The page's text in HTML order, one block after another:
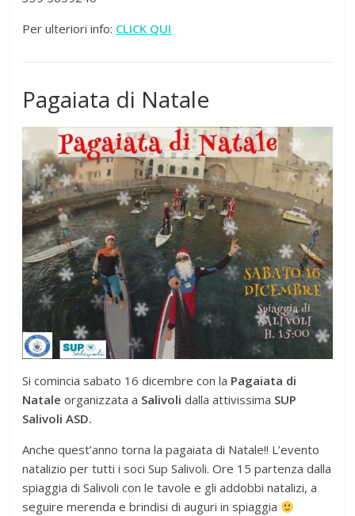
Per ulteriori info: CLICK QUI
Pagaiata di Natale
Si comincia sabato 16 dicembre con la Pagaiata di
Nataleorganizzata a Salivolidalla attivissima SUP
Salivoli ASD.
Anche quest’anno torna la pagaiata di Natale!! L’evento
natalizio per tutti i soci Sup Salivoli. Ore 15 partenza dalla
spiaggia di Salivoli con le tavole e gli addobbi natalizi, a
seguire merenda e brindisi di auguri in spiaggia